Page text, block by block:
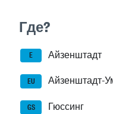
Seitenleisten-
Где?
E Айзенштадт
EU Айзенштадт-
GS Гюссинг